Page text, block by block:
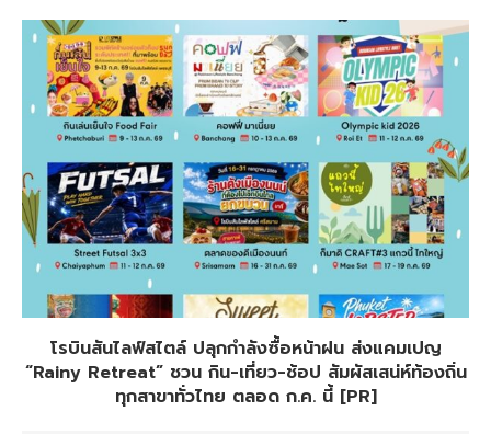
โรบินสันไลฟ์สไตล์ ปลุกกำลังซื้อหน้าฝน ส่งแคมเปญ
“Rainy Retreat” ชวน กิน-เที่ยว-ช้อป สัมผัสเสน่ห์ท้องถิ่น
ทุกสาขาทั่วไทย ตลอด ก.ค. นี้ [PR]